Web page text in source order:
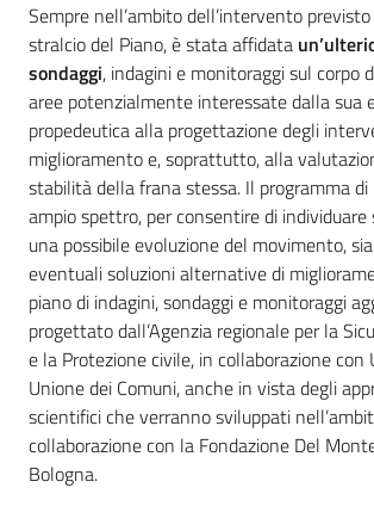
Sempre nell’ambito dell’intervento
stralcio del Piano, è stata affidata
sondaggi, indagini e monitoraggi sul corpo
aree potenzialmente interessate dalla sua
propedeutica alla progettazione degli
miglioramento e, soprattutto, alla
stabilità della frana stessa. Il programma di
ampio spettro, per consentire di individuare
una possibile evoluzione del movimento,
eventuali soluzioni alternative di
piano di indagini, sondaggi e monitoraggi
progettato dall’Agenzia regionale per la
e la Protezione civile, in collaborazione con
Unione dei Comuni, anche in vista degli
scientifici che verranno sviluppati
collaborazione con la Fondazione Del
Bologna.